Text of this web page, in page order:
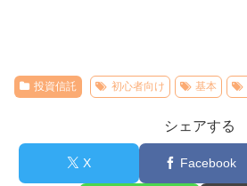
投資信託 初心者向け 基本
シェアする
X Facebook